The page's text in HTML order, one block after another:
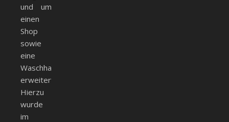
und um
einen
Shop
sowie
eine
Waschhalle
erweitert.
Hierzu
wurde
im